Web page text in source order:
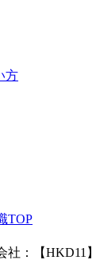
方
TOP
社：【HKD11